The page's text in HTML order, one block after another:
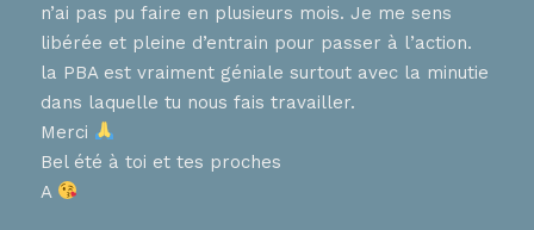
n’ai pas pu faire en plusieurs mois. Je me sens
libérée et pleine d’entrain pour passer à l’action.
la PBA est vraiment géniale surtout avec la minutie
dans laquelle tu nous fais travailler.
Merci
Bel été à toi et tes proches
A